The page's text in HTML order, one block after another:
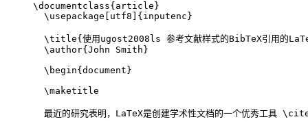
\documentclass{ article }
\usepackage
utf8 ]{ inputenc }
\title{使用ugost2008ls 参考文献样式的BibTeX引用的
\author{John Smith}
\begin{ document }
\maketitle
最近的研究表明，LaTeX是创建学术性文档的一个优秀工具